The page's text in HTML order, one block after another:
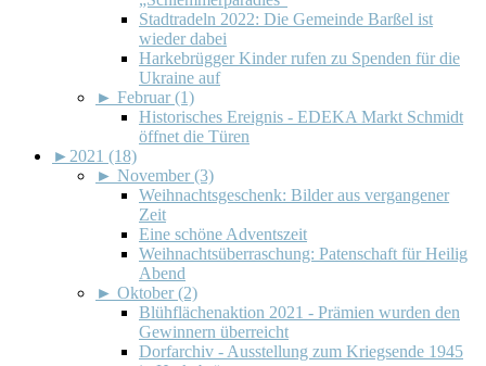
Stadtradeln 2022: Die Gemeinde Barßel ist
wieder dabei
Harkebrügger Kinder rufen zu Spenden für die
Ukraine auf
► Februar (1)
Historisches Ereignis - EDEKA Markt Schmidt
öffnet die Türen
► 2021 (18)
► November (3)
Weihnachtsgeschenk: Bilder aus vergangener
Zeit
Eine schöne Adventszeit
Weihnachtsüberraschung: Patenschaft für Heilig
Abend
► Oktober (2)
Blühflächenaktion 2021 - Prämien wurden den
Gewinnern überreicht
Dorfarchiv - Ausstellung zum Kriegsende 1945